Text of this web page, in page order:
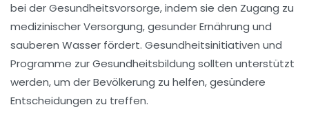
bei der Gesundheitsvorsorge, indem sie den Zugang zu
medizinischer Versorgung, gesunder Ernährung und
sauberen Wasser fördert. Gesundheitsinitiativen und
Programme zur Gesundheitsbildung sollten unterstützt
werden, um der Bevölkerung zu helfen, gesündere
Entscheidungen zu treffen.